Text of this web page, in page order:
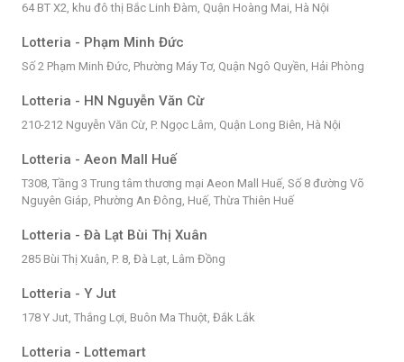
64 BT X2, khu đô thị Bắc Linh Đàm, Quận Hoàng Mai, Hà Nội
Lotteria - Phạm Minh Đức
Số 2 Phạm Minh Đức, Phường Máy Tơ, Quận Ngô Quyền, Hải Phòng
Lotteria - HN Nguyễn Văn Cừ
210-212 Nguyễn Văn Cừ, P. Ngọc Lâm, Quận Long Biên, Hà Nội
Lotteria - Aeon Mall Huế
T308, Tầng 3 Trung tâm thương mại Aeon Mall Huế, Số 8 đường Võ
Nguyên Giáp, Phường An Đông, Huế, Thừa Thiên Huế
Lotteria - Đà Lạt Bùi Thị Xuân
285 Bùi Thị Xuân, P. 8, Đà Lạt, Lâm Đồng
Lotteria - Y Jut
178 Y Jut, Thắng Lợi, Buôn Ma Thuột, Đắk Lắk
Lotteria - Lottemart